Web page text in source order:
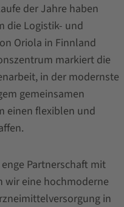
der Jahre haben
die Logistik- und
Oriola in Finnland
markiert die
in der modernste
gemeinsamen
einen flexiblen und
Partnerschaft mit
wir eine hochmoderne
in